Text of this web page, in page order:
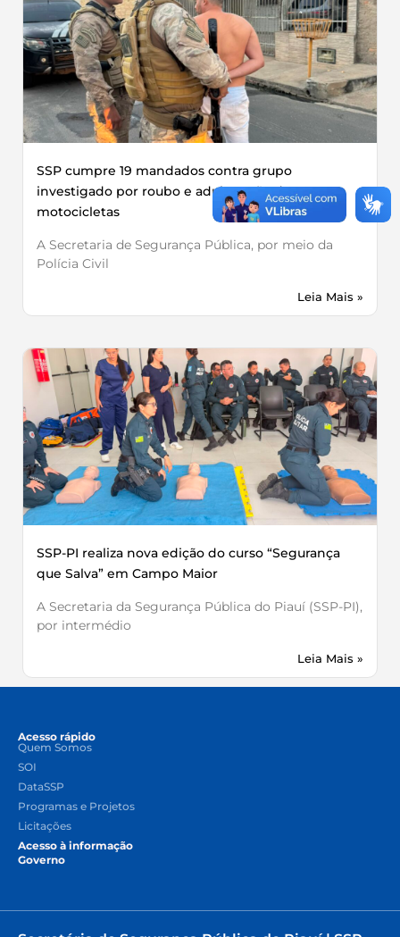
SSP cumpre 19 mandados contra grupo
investigado por roubo e adulteração de
motocicletas
A Secretaria de Segurança Pública, por meio da
Polícia Civil
Leia Mais »
SSP-PI realiza nova edição do curso “Segurança
que Salva” em Campo Maior
A Secretaria da Segurança Pública do Piauí (SSP-PI),
por intermédio
Leia Mais »
Acesso rápido
Quem Somos
SOI
DataSSP
Programas e Projetos
Licitações
Acesso à informação
Governo